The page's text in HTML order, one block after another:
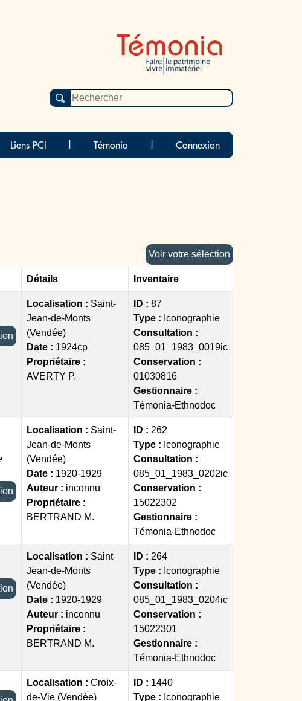
Liens PCI Témonia Connexion
Voir votre sélection
Détails Inventaire
Localisation : Saint-
Jean-de-Monts
(Vendée)
Date : 1924cp
Propriétaire :
AVERTY P.
ID : 87
Type : Iconographie
Consultation :
085_01_1983_0019ic
Conservation :
01030816
Gestionnaire :
Témonia-Ethnodoc
Localisation : Saint-
Jean-de-Monts
(Vendée)
Date : 1920-1929
Auteur : inconnu
Propriétaire :
BERTRAND M.
ID : 262
Type : Iconographie
Consultation :
085_01_1983_0202ic
Conservation :
15022302
Gestionnaire :
Témonia-Ethnodoc
Localisation : Saint-
Jean-de-Monts
(Vendée)
Date : 1920-1929
Auteur : inconnu
Propriétaire :
BERTRAND M.
ID : 264
Type : Iconographie
Consultation :
085_01_1983_0204ic
Conservation :
15022301
Gestionnaire :
Témonia-Ethnodoc
Localisation : Croix-
de-Vie (Vendée)
ID : 1440
Type : Iconographie